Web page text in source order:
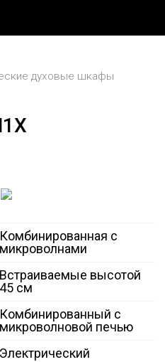
духовые шкафы
Комбинированная с
микроволнами
Встраиваемые высотой
45 см
Комбинированный с
микроволновой печью
Электрический